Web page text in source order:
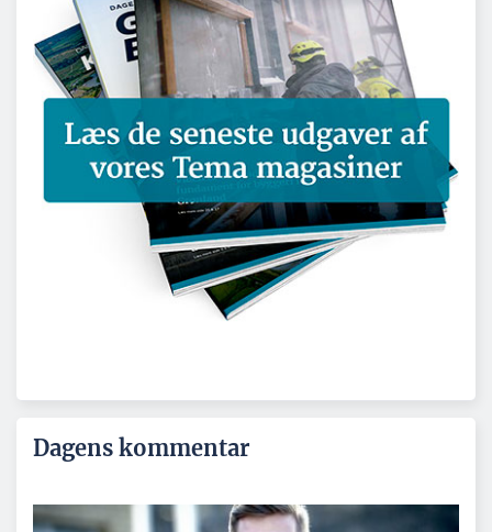
Dagens kommentar